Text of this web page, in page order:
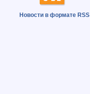
Новости в формате RSS